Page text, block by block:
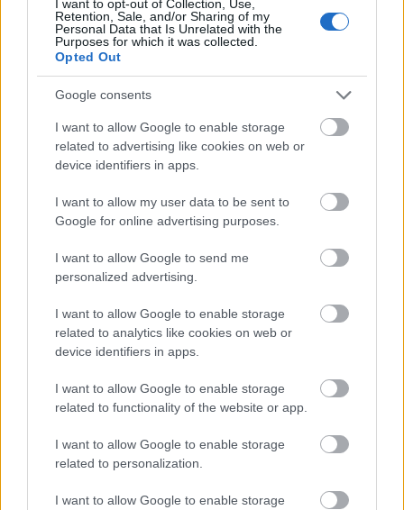
I want to opt-out of Collection, Use,
Retention, Sale, and/or Sharing of my
Personal Data that Is Unrelated with the
Purposes for which it was collected.
Opted Out
Google consents
I want to allow Google to enable storage
related to advertising like cookies on web or
device identifiers in apps.
I want to allow my user data to be sent to
Google for online advertising purposes.
I want to allow Google to send me
personalized advertising.
I want to allow Google to enable storage
related to analytics like cookies on web or
device identifiers in apps.
I want to allow Google to enable storage
related to functionality of the website or app.
I want to allow Google to enable storage
related to personalization.
I want to allow Google to enable storage
Flórián tér KM Építő Kft.
Látványos építési szakasz indult be a Flórián téri
felüljárón
A tartós nyári hőség jelentős kihívás elé állítja a KM Építőt,
ennek ellenére folyamatosan halad az aszfaltozás.
Hideg újrahasznosítási technológiával
újítják fel Bihar kiemelt
turistacélpontjának főútját - FOTÓK
Útfelújítások Heves megyében –
négyszámjegyű utak korszerűsítése
zárul